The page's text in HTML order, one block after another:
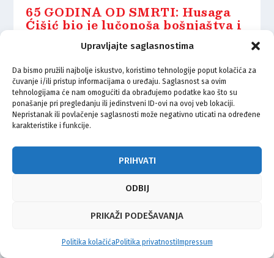
Upravljajte saglasnostima
Da bismo pružili najbolje iskustvo, koristimo tehnologije poput kolačića za
čuvanje i/ili pristup informacijama o uređaju. Saglasnost sa ovim
tehnologijama će nam omogućiti da obrađujemo podatke kao što su
ponašanje pri pregledanju ili jedinstveni ID-ovi na ovoj veb lokaciji.
Nepristanak ili povlačenje saglasnosti može negativno uticati na određene
karakteristike i funkcije.
PRIHVATI
ODBIJ
PRIKAŽI PODEŠAVANJA
Politika kolačićaPolitika privatnosti Impressum
65 GODINA OD SMRTI: Husaga
Ćišić bio je lučonoša bošnjaštva i
bosanske državnosti